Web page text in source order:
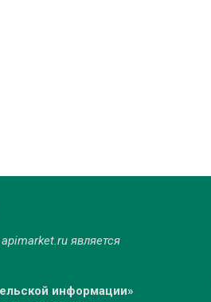
apimarket.ruявляется
информации»